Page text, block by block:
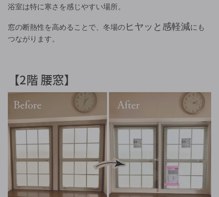
浴室は特に寒さを感じやすい場所。
窓の断熱性を高めることで、冬場の ヒヤッと感軽減にも
つながります。
【2階 腰窓】